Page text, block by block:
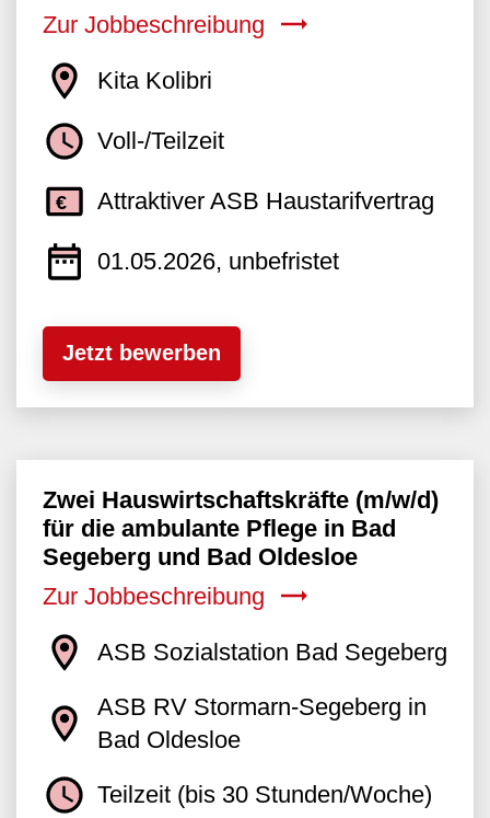
Zur Jobbeschreibung
Kita Kolibri
Voll-/Teilzeit
Attraktiver ASB Haustarifvertrag
01.05.2026, unbefristet
Jetzt bewerben
Zwei Hauswirtschaftskräfte (m/w/d)
für die ambulante Pflege in Bad
Segeberg und Bad Oldesloe
Zur Jobbeschreibung
ASB Sozialstation Bad Segeberg
ASB RV Stormarn-Segeberg in
Bad Oldesloe
Teilzeit (bis 30 Stunden/Woche)